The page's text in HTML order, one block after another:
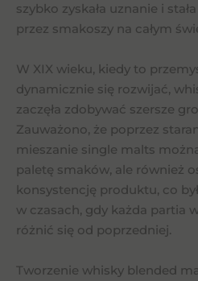
szybko zyskała uznanie i
przez smakoszy na całym
W XIX wieku, kiedy to
dynamicznie się rozwijać,
zaczęła zdobywać szersze
Zauważono, że poprzez
mieszanie single malts
paletę smaków, ale również
konsystencję produktu, co
w czasach, gdy każda partia
różnić się od poprzedniej.
Tworzenie whisky blended